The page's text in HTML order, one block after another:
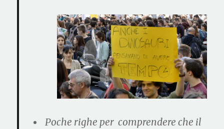
Poche righe per comprendere che il